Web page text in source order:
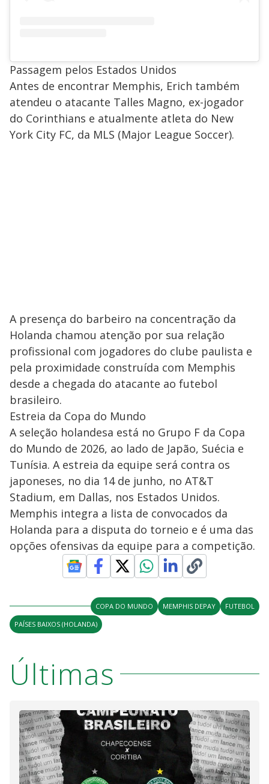
Passagem pelos Estados Unidos
Antes de encontrar Memphis, Erich também
atendeu o atacante Talles Magno, ex-jogador
do Corinthians e atualmente atleta do New
York City FC, da MLS (Major League Soccer).
A presença do barbeiro na concentração da
Holanda chamou atenção por sua relação
profissional com jogadores do clube paulista e
pela proximidade construída com Memphis
desde a chegada do atacante ao futebol
brasileiro.
Estreia da Copa do Mundo
A seleção holandesa está no Grupo F da Copa
do Mundo de 2026, ao lado de Japão, Suécia e
Tunísia. A estreia da equipe será contra os
japoneses, no dia 14 de junho, no AT&T
Stadium, em Dallas, nos Estados Unidos.
Memphis integra a lista de convocados da
Holanda para a disputa do torneio e é uma das
opções ofensivas da equipe para a competição.
COPA DO MUNDO MEMPHIS DEPAY
FUTEBOL
PAÍSES BAIXOS (HOLANDA)
Últimas